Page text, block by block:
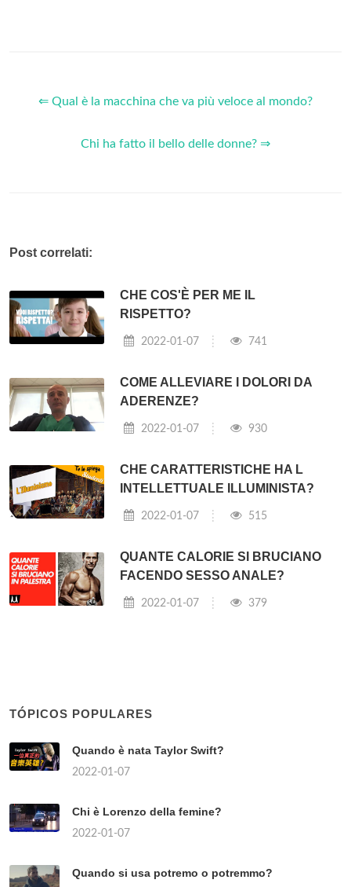
⇐ Qual è la macchina che va più veloce al mondo?
Chi ha fatto il bello delle donne? ⇒
Post correlati:
CHE COS'È PER ME IL
RISPETTO?
2022-01-07 741
COME ALLEVIARE I DOLORI DA
ADERENZE?
2022-01-07 930
CHE CARATTERISTICHE HA L
INTELLETTUALE ILLUMINISTA?
2022-01-07 515
QUANTE CALORIE SI BRUCIANO
FACENDO SESSO ANALE?
2022-01-07 379
TÓPICOS POPULARES
Quando è nata Taylor Swift?
2022-01-07
Chi è Lorenzo della femine?
2022-01-07
Quando si usa potremo o potremmo?